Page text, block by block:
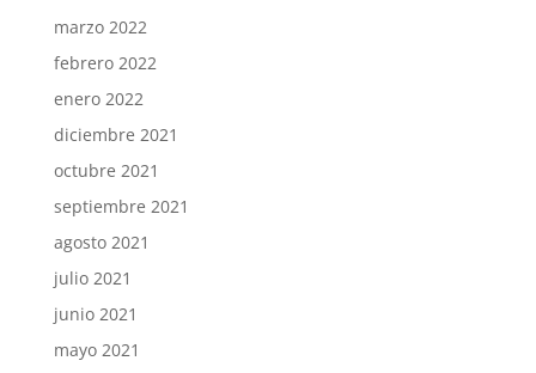
marzo 2022
febrero 2022
enero 2022
diciembre 2021
octubre 2021
septiembre 2021
agosto 2021
julio 2021
junio 2021
mayo 2021